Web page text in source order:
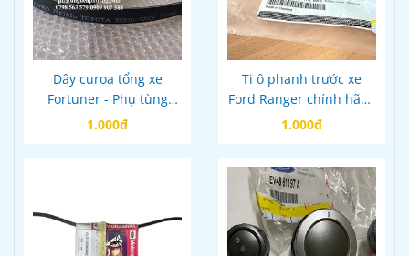
Dây curoa tổng xe
Fortuner - Phụ tùng
quan trọng cho động cơ
1.000đ
Ti ô phanh trước xe
Ford Ranger chính hãng
mã eb3c2078cc
1.000đ